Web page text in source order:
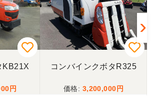
津かき
曜日午前中に宇佐市院内町まで配達にき
した。以前ナカガワ農機商会さん当時に
てから2回目です。対応が丁寧で社長さん
KB21X
コンバインクボタR325
3,200,000